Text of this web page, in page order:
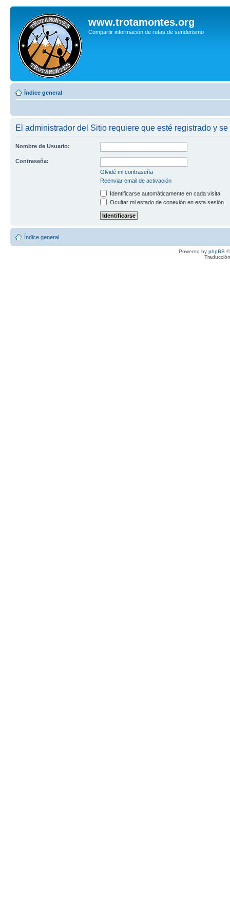
www.trotamontes.org
Compartir información de rutas de senderismo
Índice general
El administrador del Sitio requiere que esté registrado y
Nombre de Usuario:
Contraseña:
Olvidé mi contraseña
Reenviar email de activación
Identificarse automáticamente en cada visita
Ocultar mi estado de conexión en esta sesión
Índice general
Powered by phpBB